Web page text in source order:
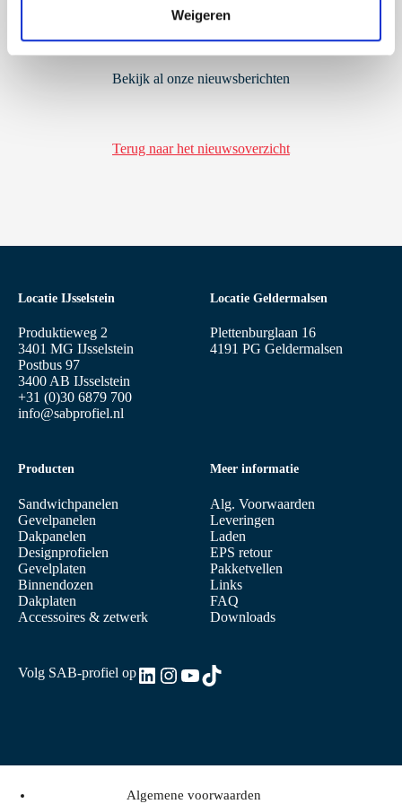
Weigeren
Bekijk al onze nieuwsberichten
Terug naar het nieuwsoverzicht
Locatie IJsselstein
Produktieweg 2
3401 MG IJsselstein
Postbus 97
3400 AB IJsselstein
+31 (0)30 6879 700
info@sabprofiel.nl
Producten
Sandwichpanelen
Gevelpanelen
Dakpanelen
Designprofielen
Gevelplaten
Binnendozen
Dakplaten
Accessoires & zetwerk
Meer informatie
Alg. Voorwaarden
Leveringen
Laden
EPS retour
Pakketvellen
Links
FAQ
Downloads
Locatie Geldermalsen
Plettenburglaan 16
4191 PG Geldermalsen
Volg SAB-profiel opLinkedIn
Instagram
YouTube
TikTok
Algemene voorwaarden